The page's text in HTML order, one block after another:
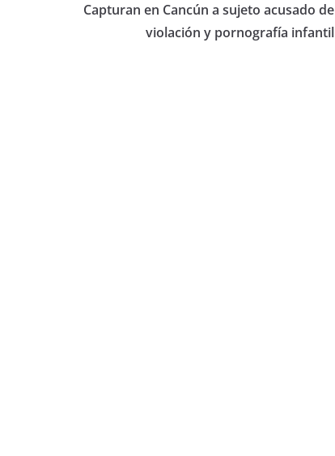
Capturan en Cancún a sujeto acusado de
violación y pornografía infantil